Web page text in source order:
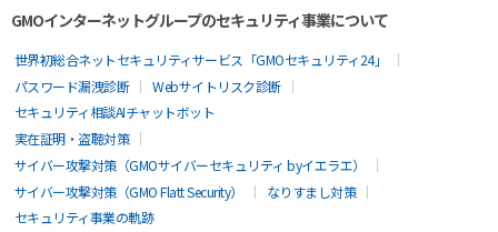
GMOインターネットグループのセキュリティ事業について
世界初総合ネットセキュリティサービス「GMOセキュリティ24」
パスワード漏洩診断
Webサイトリスク診断
セキュリティ相談AIチャットボット
実在証明・盗聴対策
サイバー攻撃対策（GMOサイバーセキュリティ byイエラエ）
サイバー攻撃対策（GMO Flatt Security）
なりすまし対策
セキュリティ事業の軌跡